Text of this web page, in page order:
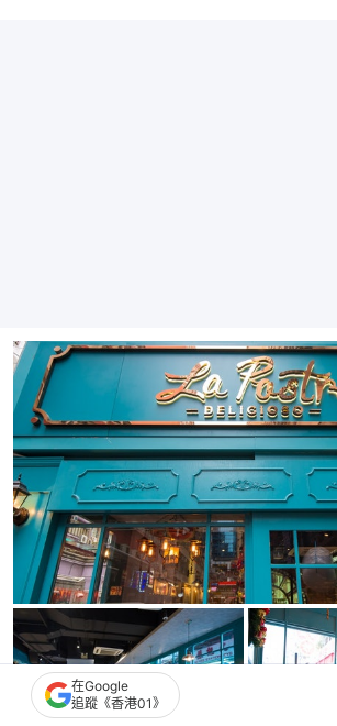
在Google
追蹤《香港01》